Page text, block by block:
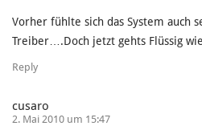
Vorher fühlte sich das System auch
Treiber….Doch jetzt gehts Flüssig
Reply
cusaro
2. Mai 2010 um 15:47